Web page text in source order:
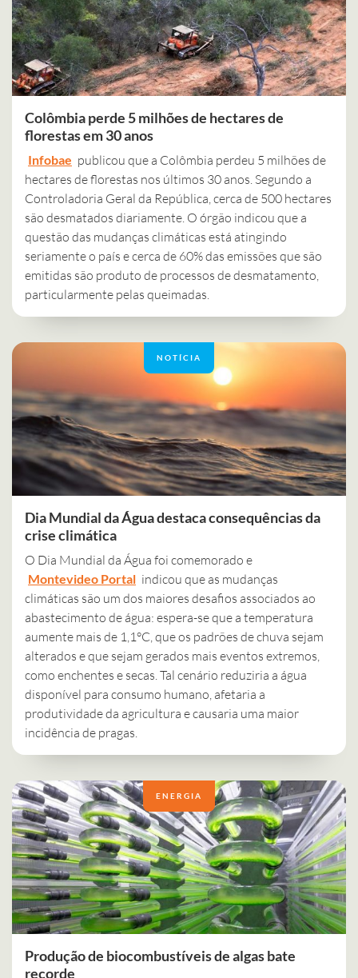
Colômbia perde 5 milhões de hectares de
florestas em 30 anos
Infobae publicou que a Colômbia perdeu 5 milhões de
hectares de florestas nos últimos 30 anos. Segundo a
Controladoria Geral da República, cerca de 500 hectares
são desmatados diariamente. O órgão indicou que a
questão das mudanças climáticas está atingindo
seriamente o país e cerca de 60% das emissões que são
emitidas são produto de processos de desmatamento,
particularmente pelas queimadas.
NOTÍCIA
Dia Mundial da Água destaca consequências da
crise climática
O Dia Mundial da Água foi comemorado e
Montevideo Portal indicou que as mudanças
climáticas são um dos maiores desafios associados ao
abastecimento de água: espera-se que a temperatura
aumente mais de 1,1°C, que os padrões de chuva sejam
alterados e que sejam gerados mais eventos extremos,
como enchentes e secas. Tal cenário reduziria a água
disponível para consumo humano, afetaria a
produtividade da agricultura e causaria uma maior
incidência de pragas.
ENERGIA
Produção de biocombustíveis de algas bate
recorde